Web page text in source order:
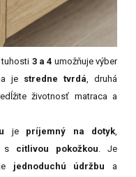
tuhosti 3 a 4 umožňuje výber
je stredne tvrdá , druhá
životnosť matraca a
je príjemný na dotyk
s citlivou pokožkou . Je
jednoduchú údržbu a